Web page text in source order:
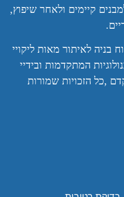
קיימים ולאחר שיפוץ,
בניה לאיתור מאות ליקויי
המתקדמות ובידיי
,כל הזכויות שמורות